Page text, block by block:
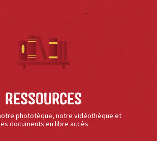
Ressources
phototèque, notre vidéothèque et
documents en libre accès.